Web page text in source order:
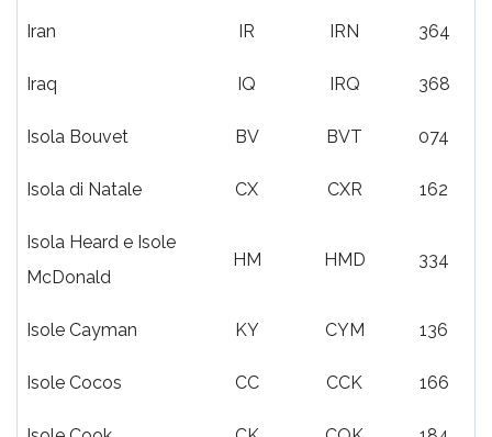
Iran IR IRN 364
Iraq IQ IRQ 368
Isola Bouvet BV BVT 074
Isola di Natale CX CXR 162
Isola Heard e Isole
McDonald
HM HMD 334
Isole Cayman KY CYM 136
Isole Cocos CC CCK 166